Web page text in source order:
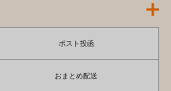
ポスト投函
おまとめ配送